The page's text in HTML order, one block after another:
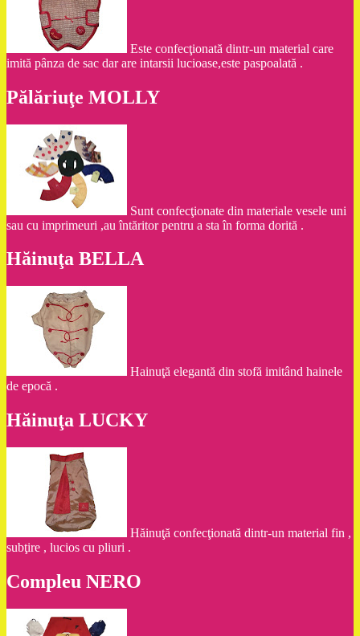
Este confecţionată dintr-un material care
imită pânza de sac dar are intarsii lucioase,este paspoalată .
Pălăriuţe MOLLY
Sunt confecţionate din materiale vesele uni
sau cu imprimeuri ,au întăritor pentru a sta în forma dorită .
Hăinuţa BELLA
Hainuţă elegantă din stofă imitând hainele
de epocă .
Hăinuţa LUCKY
Hăinuţă confecţionată dintr-un material fin ,
subţire , lucios cu pliuri .
Compleu NERO